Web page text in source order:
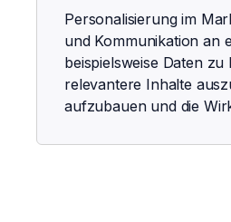
Personalisierung im
und Kommunikation an
beispielsweise Daten
relevantere Inhalte
aufzubauen und die